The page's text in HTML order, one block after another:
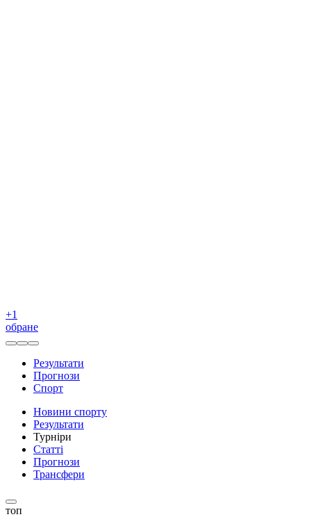
+1
обране
Результати
Прогнози
Спорт
Новини спорту
Результати
Турніри
Статті
Прогнози
Трансфери
топ